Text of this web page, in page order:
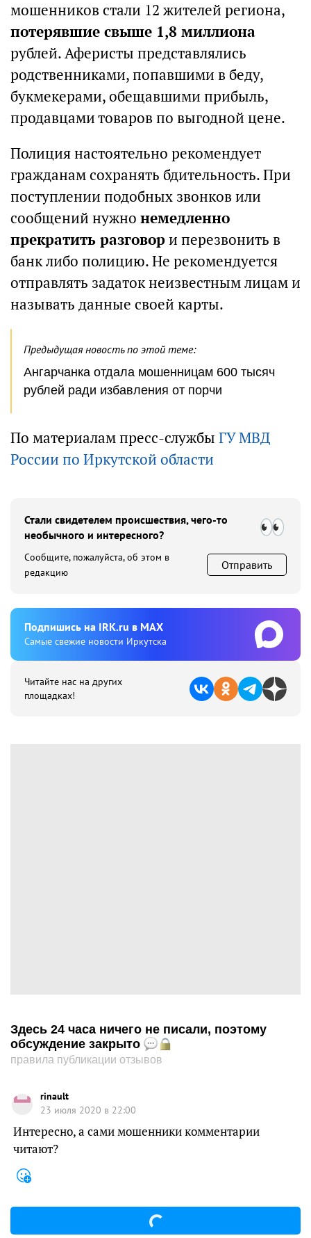
мошенников стали 12 жителей региона,
потерявшие свыше 1,8 миллиона
рублей. Аферисты представлялись
родственниками, попавшими в беду,
букмекерами, обещавшими прибыль,
продавцами товаров по выгодной цене.
Полиция настоятельно рекомендует
гражданам сохранять бдительность. При
поступлении подобных звонков или
сообщений нужно немедленно
прекратить разговори перезвонить в
банк либо полицию. Не рекомендуется
отправлять задаток неизвестным лицам и
называть данные своей карты.
Предыдущая новость по этой теме:
Ангарчанка отдала мошенницам 600 тысяч
рублей ради избавления от порчи
По материалам пресс-службы ГУ МВД
России по Иркутской области
Стали свидетелем происшествия, чего-то
необычного и интересного?
Сообщите, пожалуйста, об этом в
редакцию
Отправить
Подпишиcь на IRK.ru в MAX
Cамые свежие новости Иркутска
Читайте нас на других
площадках!
Здесь 24 часа ничего не писали, поэтому
обсуждение закрыто
правила публикации отзывов
rinault
23 июля 2020 в 22:00
Интересно, а сами мошенники комментарии
читают?